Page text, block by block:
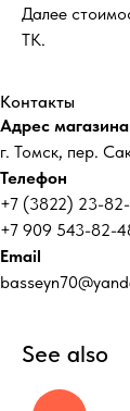
Далее
ТК.
Контакты
Адрес магазина
г. Томск, пер.
Телефон
+7 (3822) 23-
+7 909 543-82-
Email
See also